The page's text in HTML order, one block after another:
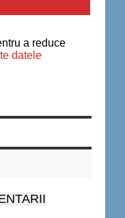
a reduce
datele